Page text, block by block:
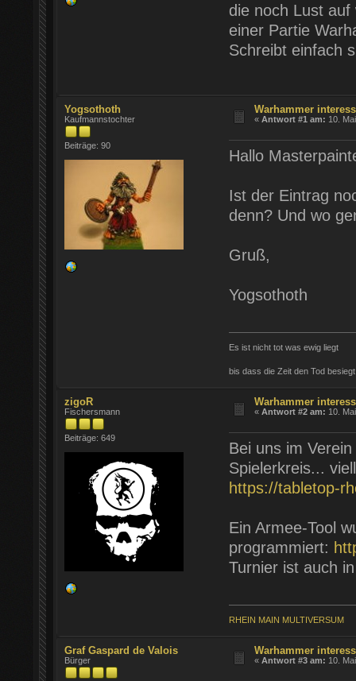
die noch Lust
einer Partie
Schreibt einfach
Yogsothoth
Kaufmannstochter
Beiträge: 90
Warhammer
«Antwort #1 am: 10.
Hallo
Ist der Eintrag
denn? Und wo
Gruß,
Yogsothoth
Es ist nicht tot was ewig liegt
bis dass die Zeit den Tod
zigoR
Fischersmann
Beiträge: 649
Warhammer
«Antwort #2 am: 10.
Bei uns im
Spielerkreis...
https://tabletop-
Ein Armee-Tool
programmiert:
Turnier ist auch
RHEIN MAIN MULTIVERSUM
Graf Gaspard de Valois
Bürger
Warhammer
«Antwort #3 am: 10.